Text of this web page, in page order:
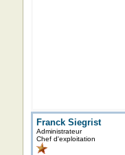
Franck Siegrist
Administrateur
Chef d'exploitation